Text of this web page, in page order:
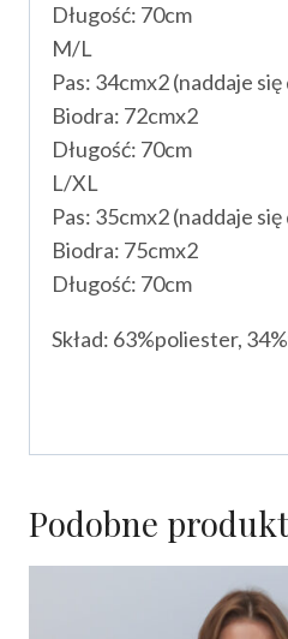
Długość: 70cm
M/L
Pas: 34cmx2 (naddaje
Biodra: 72cmx2
Długość: 70cm
L/XL
Pas: 35cmx2 (naddaje
Biodra: 75cmx2
Długość: 70cm
Skład: 63%poliester,
Podobne